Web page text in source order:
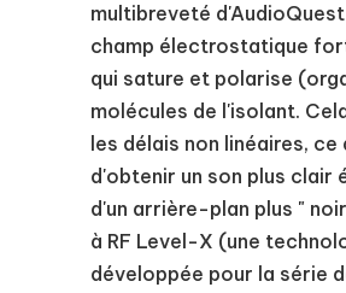
multibreveté
champ électrostatique
qui sature et polarise
molécules de l'isolant.
les délais non linéaires,
d'obtenir un son plus clair
d'un arrière-plan plus "
à RF Level-X (une
développée pour la série